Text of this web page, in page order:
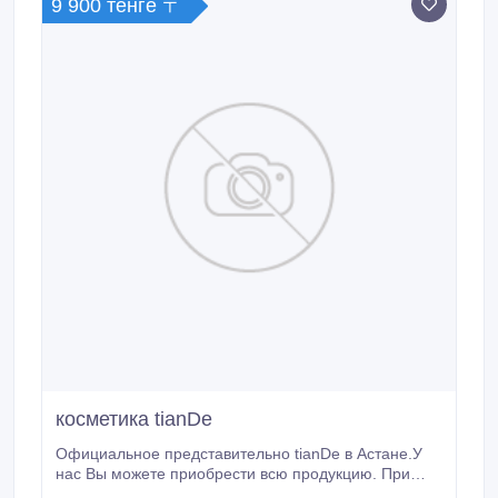
9 900 тенге 〒
косметика tianDe
Официальное представительно tianDe в Астане.У
нас Вы можете приобрести всю продукцию. При